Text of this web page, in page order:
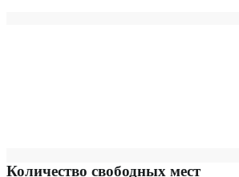
Количество свободных мест